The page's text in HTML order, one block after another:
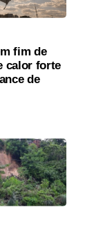
fim de
calor forte
de